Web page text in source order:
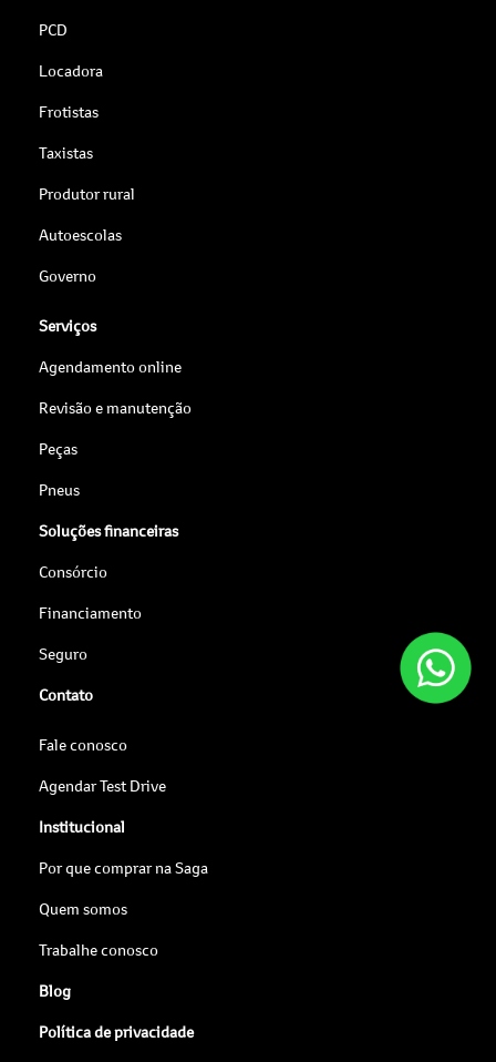
PCD
Locadora
Frotistas
Taxistas
Produtor rural
Autoescolas
Governo
Serviços
Agendamento online
Revisão e manutenção
Peças
Pneus
Soluções financeiras
Consórcio
Financiamento
Seguro
Contato
Fale conosco
Agendar Test Drive
Institucional
Por que comprar na Saga
Quem somos
Trabalhe conosco
Blog
Política de privacidade